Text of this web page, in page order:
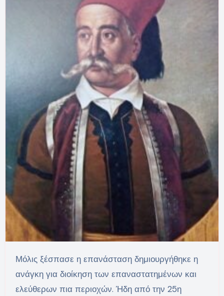
Μόλις ξέσπασε η επανάσταση δημιουργήθηκε η
ανάγκη για διοίκηση των επαναστατημένων και
ελεύθερων πια περιοχών. Ήδη από την 25η